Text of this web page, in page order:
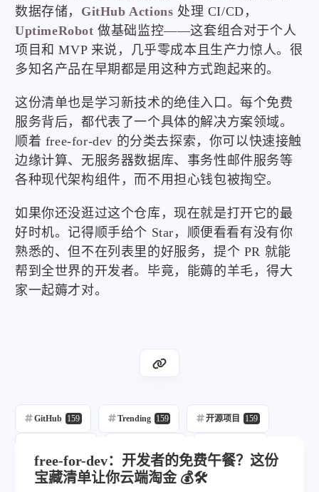
数据存储， GitHub Actions 处理 CI/CD，
UptimeRobot 做基础监控——这套组合对于个人
项目和 MVP 来说，几乎零成本且生产力惊人。很
多知名产品在早期都是用这种方式跑起来的。
这份清单也是学习新技术的绝佳入口。每个免费
服务背后，都代表了一个具体的解决方案领域。
顺着 free-for-dev 的分类去探索，你可以快速接触
边缘计算、无服务器数据库、事务性邮件服务等
各种现代架构组件，而不用担心钱包被掏空。
如果你还没逛过这个仓库，现在就是打开它的最
好时机。记得顺手给个 Star，顺便看看有没有你
熟悉的、但不在列表里的好服务，提个 PR 就能
帮到全世界的开发者。毕竟，能薅的羊毛，得大
家一起薅才对。
GitHub 159 Trending 159 开源项目 159
free-for-dev：开发者的免费午餐？这份
宝藏清单让你云端淘金 💰🛠️